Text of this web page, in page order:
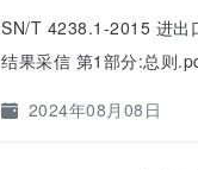
SN/T 4238.1-2015 进出
结果采信 第1部分:总则
2024年08月08日